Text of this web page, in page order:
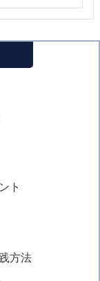
ト
方法